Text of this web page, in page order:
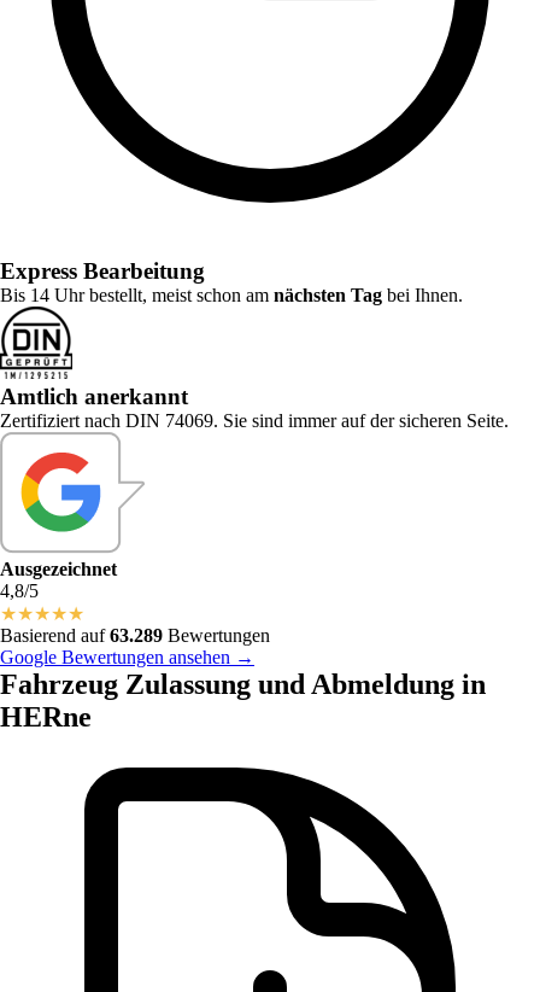
Express Bearbeitung
Bis 14 Uhr bestellt, meist schon am nächsten Tag bei Ihnen.
Amtlich anerkannt
Zertifiziert nach DIN 74069. Sie sind immer auf der sicheren Seite.
Ausgezeichnet
4,8/5
★★★★★
Basierend auf63.289 Bewertungen
Google Bewertungen ansehen →
Fahrzeug Zulassung und Abmeldung in
HERne